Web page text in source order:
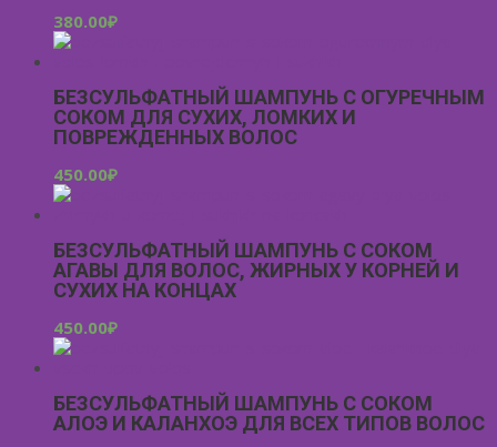
380.00₽
БЕЗСУЛЬФАТНЫЙ ШАМПУНЬ С ОГУРЕЧНЫМ
СОКОМ ДЛЯ СУХИХ, ЛОМКИХ И
ПОВРЕЖДЕННЫХ ВОЛОС
450.00₽
БЕЗСУЛЬФАТНЫЙ ШАМПУНЬ С СОКОМ
АГАВЫ ДЛЯ ВОЛОС, ЖИРНЫХ У КОРНЕЙ И
СУХИХ НА КОНЦАХ
450.00₽
БЕЗСУЛЬФАТНЫЙ ШАМПУНЬ С СОКОМ
АЛОЭ И КАЛАНХОЭ ДЛЯ ВСЕХ ТИПОВ ВОЛОС